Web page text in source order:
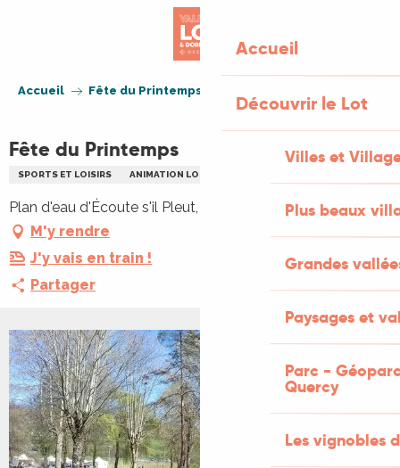
Accueil
Découvrir le Lot
Villes et
Plus beaux
Grandes
Paysages et
Parc -
Quercy
Les vignobles
Accueil Fête du Printemps
Fête du Printemps
SPORTS ET LOISIRS ANIMATION LOCALE
Plan d'eau d'Écoute s'il Pleut, 46300 Gourdon
M'y rendre
J'y vais en train !
Partager